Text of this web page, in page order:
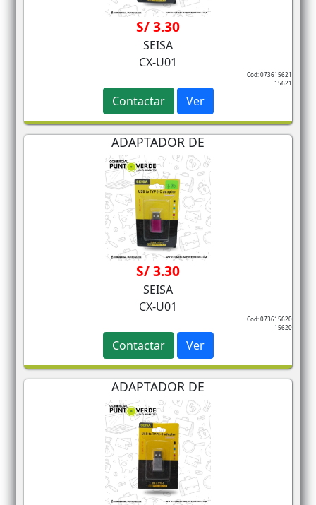
S/ 3.30
SEISA
CX-U01
Cod: 073615621
15621
Contactar Ver
ADAPTADOR DE
S/ 3.30
SEISA
CX-U01
Cod: 073615620
15620
Contactar Ver
ADAPTADOR DE